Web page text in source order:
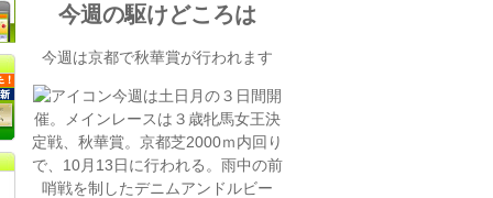
今週の駆けどころは
今週は京都で秋華賞が行われます
今週は土日月の３日間開
催。メインレースは３歳牝馬女王決
定戦、秋華賞。京都芝2000ｍ内回り
で、10月13日に行われる。雨中の前
哨戦を制したデニムアンドルビー